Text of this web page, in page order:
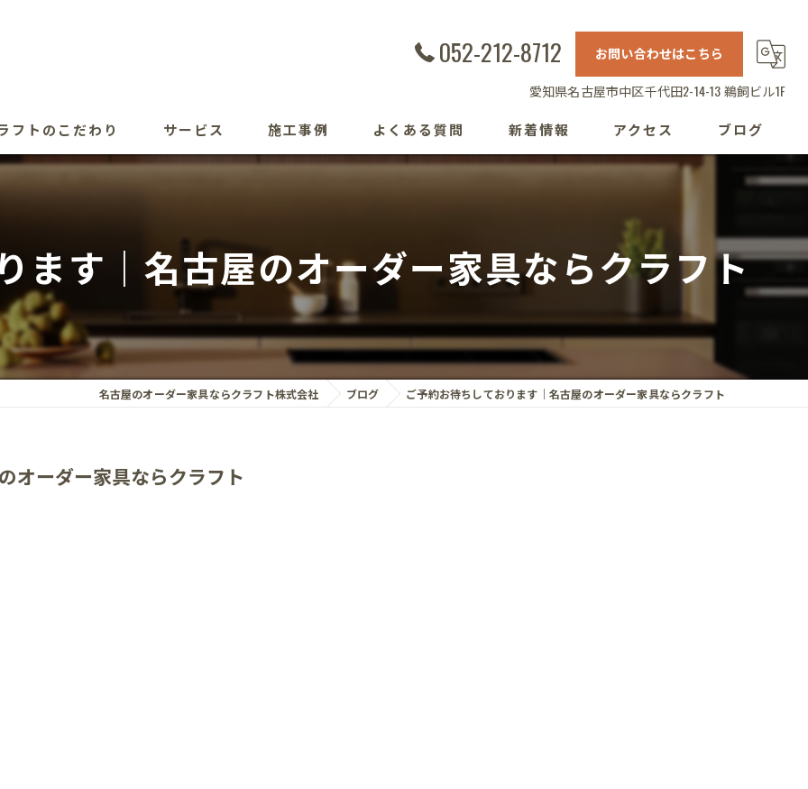
052-212-8712
お問い合わせはこちら
愛知県名古屋市中区千代田2-14-13 鵜飼ビル1F
フトのこだわり サービス 施工事例 よくある質問 新着情報 アクセス ブログ
ます｜名古屋のオーダー家具ならクラフト
名古屋のオーダー家具ならクラフト株式会社 ブログ ご予約お待ちしております｜名古屋のオーダー家具ならクラフト
オーダー家具ならクラフト